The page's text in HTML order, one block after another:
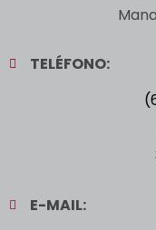
TELÉFONO:
E-MAIL: